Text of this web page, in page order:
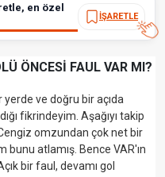
en özel
İŞARETLE
ÖNCESİ FAUL VAR MI?
ve doğru bir açıda
fikrindeyim. Aşağıyı takip
Cengiz omzundan çok net bir
atlamış. Bence VAR'ın
bir faul, devamı gol